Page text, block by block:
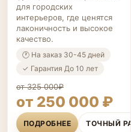
для городских
интерьеров, где ценятся
лаконичность и высокое
качество.
🕐 На заказ 30-45 дней
✓ Гарантия До 10 лет
от 325 000₽
от 250 000 ₽
ПОДРОБНЕЕ ТОЧНЫЙ